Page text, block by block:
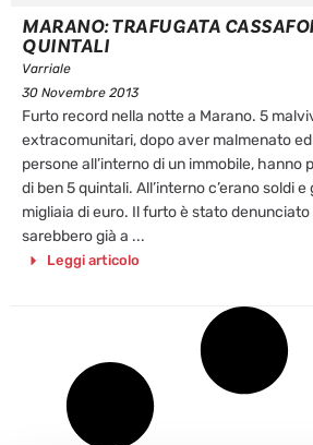
MARANO: TRAFUGATA
QUINTALI
Varriale
30 Novembre 2013
Furto record nella notte a Marano. 5
extracomunitari, dopo aver malmenato
persone all’interno di un immobile, hanno
di ben 5 quintali. All’interno c’erano soldi
migliaia di euro. Il furto è stato
sarebbero già a ...
Leggi articolo